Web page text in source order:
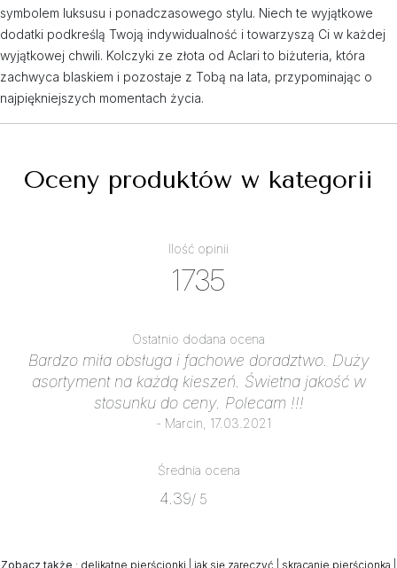
symbolem luksusu i ponadczasowego stylu. Niech te wyjątkowe
dodatki podkreślą Twoją indywidualność i towarzyszą Ci w każdej
wyjątkowej chwili. Kolczyki ze złota od Aclari to biżuteria, która
zachwyca blaskiem i pozostaje z Tobą na lata, przypominając o
najpiękniejszych momentach życia.
Oceny produktów w kategorii
Ilość opinii
1735
Ostatnio dodana ocena
Bardzo miła obsługa i fachowe doradztwo. Duży
asortyment na każdą kieszeń. Świetna jakość w
stosunku do ceny. Polecam !!!
- Marcin, 17.03.2021
Średnia ocena
4.39/ 5
Zobacz także : delikatne pierścionki jak się zaręczyć skracanie pierścionka